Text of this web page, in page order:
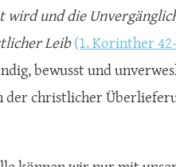
wird und die
Leib(1. Korinther
bewusst und
der christlicher